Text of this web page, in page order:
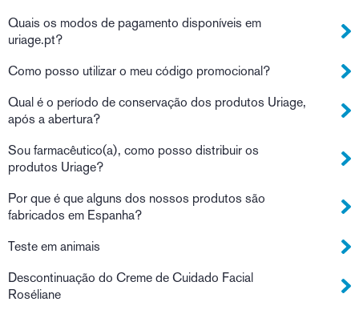
Quais os modos de pagamento disponíveis em
uriage.pt?
Como posso utilizar o meu código promocional?
Qual é o período de conservação dos produtos Uriage,
após a abertura?
Sou farmacêutico(a), como posso distribuir os
produtos Uriage?
Por que é que alguns dos nossos produtos são
fabricados em Espanha?
Teste em animais
Descontinuação do Creme de Cuidado Facial
Roséliane